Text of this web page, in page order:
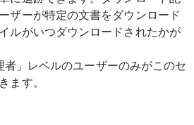
ザーが特定の文書をダウンロード
ルがいつダウンロードされたかが
」レベルのユーザーのみがこのセ
ます。